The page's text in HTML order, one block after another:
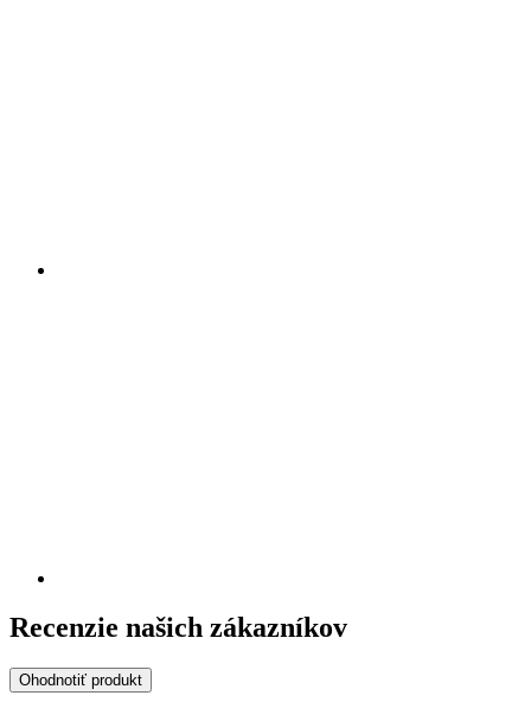
Recenzie našich zákazníkov
Ohodnotiť produkt